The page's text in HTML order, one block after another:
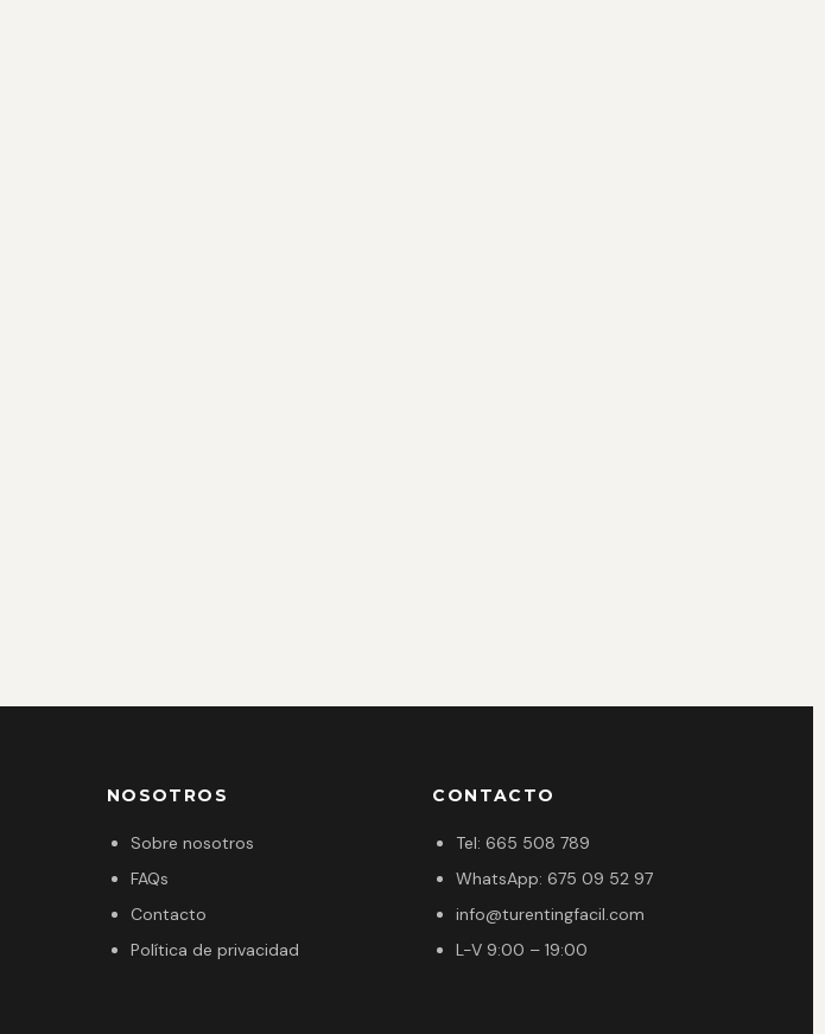
NOSOTROS
Sobre nosotros
FAQs
Contacto
Política de privacidad
CONTACTO
Tel: 665 508 789
WhatsApp: 675 09 52 97
info@turentingfacil.com
L-V 9:00 – 19:00